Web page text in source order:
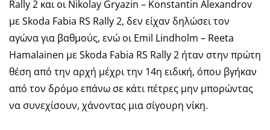
Rally 2 και οι Nikolay Gryazin – Konstantin Alexandrov
με Skoda Fabia RS Rally 2, δεν είχαν δηλώσει τον
αγώνα για βαθμούς, ενώ οι Emil Lindholm – Reeta
Hamalainen με Skoda Fabia RS Rally 2 ήταν στην πρώτη
θέση από την αρχή μέχρι την 14η ειδική, όπου βγήκαν
από τον δρόμο επάνω σε κάτι πέτρες μην μπορώντας
να συνεχίσουν, χάνοντας μια σίγουρη νίκη.